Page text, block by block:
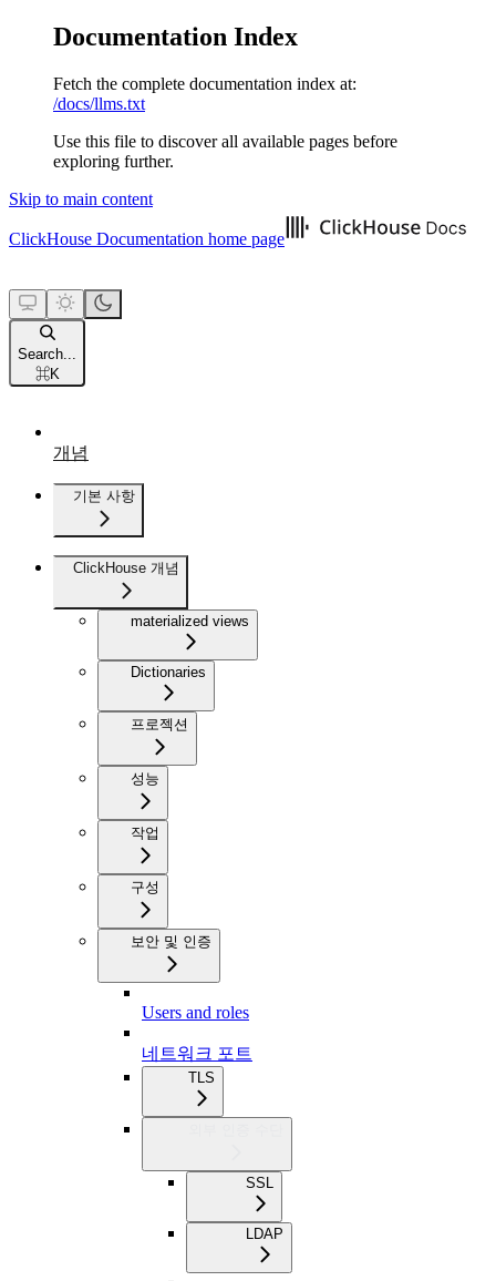
Documentation Index
Fetch the complete documentation index at:
/docs/llms.txt
Use this file to discover all available pages before
exploring further.
Skip to main content
ClickHouse Documentation home page
Search...
⌘K
개념
기본 사항
ClickHouse 개념
materialized views
Dictionaries
프로젝션
성능
작업
구성
보안 및 인증
Users and roles
네트워크 포트
TLS
SSL
LDAP